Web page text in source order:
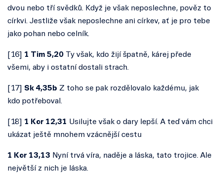
dvou nebo tří svědků. Když je však neposlechne, pověz to
církvi. Jestliže však neposlechne ani církev, ať je pro tebe
jako pohan nebo celník.
16 1 Tim 5,20 Ty však, kdo žijí špatně, kárej přede
všemi, aby i ostatní dostali strach.
17 Sk 4,35b Z toho se pak rozdělovalo každému, jak
kdo potřeboval.
18 1 Kor 12,31 Usilujte však o dary lepší. A teď vám chci
ukázat ještě mnohem vzácnější cestu
1 Kor 13,13 Nyní trvá víra, naděje a láska, tato trojice. Ale
největší z nich je láska.